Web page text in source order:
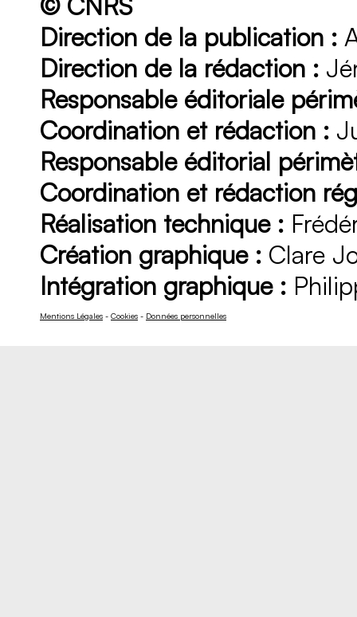
Direction de la publication :
Direction de la rédaction :
Responsable éditoriale
Coordination et rédaction :
Responsable éditorial
Coordination et rédaction
Réalisation technique :
Création graphique : Clare
Intégration graphique :
Mentions Légales - Cookies - Données personnelles